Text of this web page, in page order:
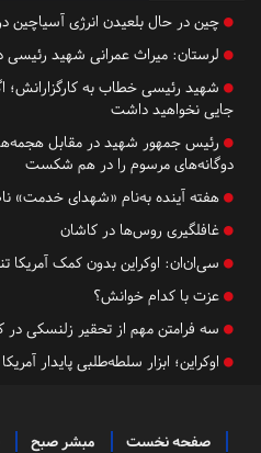
چین در حال بلعیدن انرژی آسیاچین
لرستان: میراث عمرانی شهید رئیسی
شهید رئیسی خطاب به کارگزارانش؛
جایی نخواهید داشت
رئیس جمهور شهید در مقابل
دوگانه‌های مرسوم را در هم شکست
هفته آینده به‌نام «شهدای خدمت»
غافلگیری روس‌ها در کاشان
سی‌ان‌ان: اوکراین بدون کمک آمریکا
عزت با کدام خوانش؟
سه فرامتن مهم از تحقیر زلنسکی در
اوکراین؛ ابزار سلطه‌طلبی پایدار آمریکا
صفحه نخست مبشر صبح